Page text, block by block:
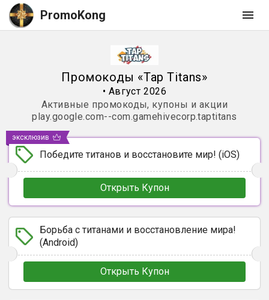
PromoKong
Промокоды «Tap Titans»
• Август 2026
Активные промокоды, купоны и акции
play.google.com--com.gamehivecorp.taptitans
Победите титанов и восстановите мир! (iOS)
Открыть Купон
эксклюзив
Борьба с титанами и восстановление мира!
(Android)
Открыть Купон